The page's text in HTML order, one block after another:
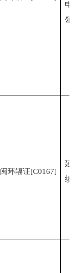
申
领
闽环辐证[C0167]
延
续